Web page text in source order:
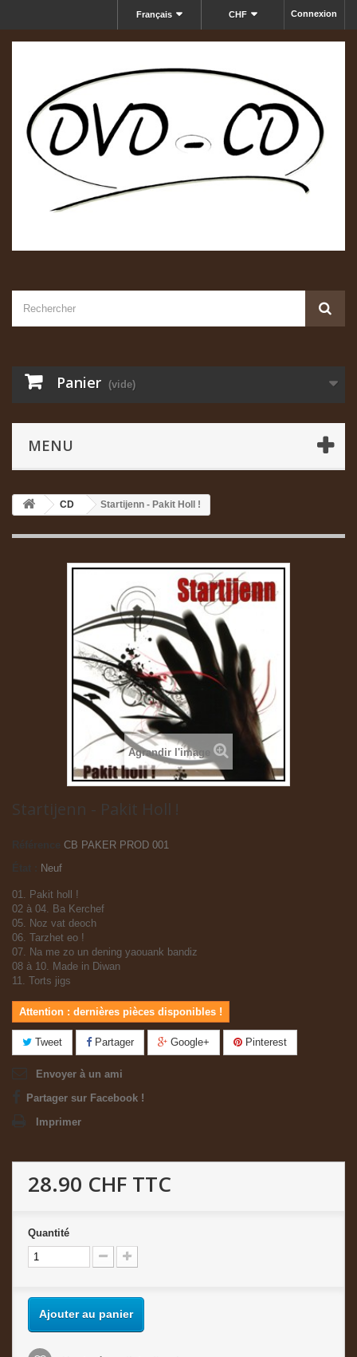
Connexion
CHF
Français
Panier (vide)
MENU
CD Startijenn - Pakit Holl !
Agrandir l'image
Startijenn - Pakit Holl !
Référence
CB PAKER PROD 001
Neuf
01. Pakit holl !
02 à 04. Ba Kerchef
05. Noz vat deoch
06. Tarzhet eo !
07. Na me zo un dening yaouank bandiz
08 à 10. Made in Diwan
11. Torts jigs
Attention : dernières pièces disponibles !
Tweet Partager Google+ Pinterest
Envoyer à un ami
Partager sur Facebook !
Imprimer
28.90 CHF TTC
Quantité
Ajouter au panier